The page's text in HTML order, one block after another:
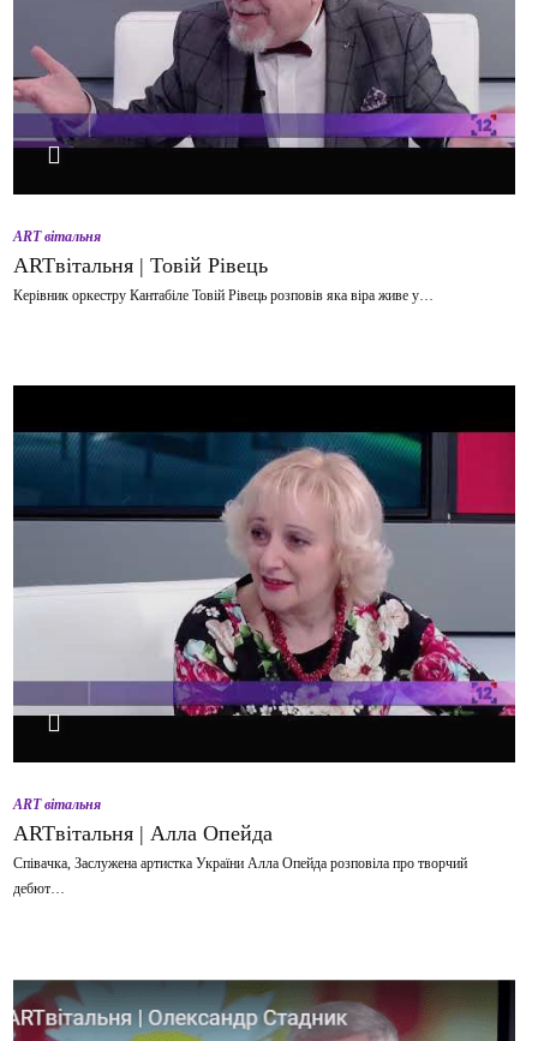
ART вітальня
ARTвітальня | Товій Рівець
Керівник оркестру Кантабіле Товій Рівець розповів яка віра живе у…
ART вітальня
ARTвітальня | Алла Опейда
Співачка, Заслужена артистка України Алла Опейда розповіла про творчий
дебют…